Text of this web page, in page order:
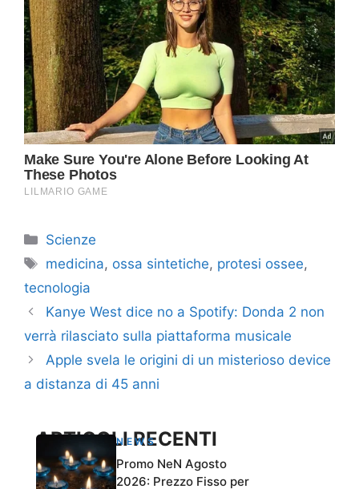
Categorie
Scienze
Tag
medicina, ossa sintetiche, protesi ossee,
tecnologia
Kanye West dice no a Spotify: Donda 2 non
verrà rilasciato sulla piattaforma musicale
Apple svela le origini di un misterioso device
a distanza di 45 anni
ARTICOLI RECENTI
NEWS
Promo NeN Agosto
2026: Prezzo Fisso per